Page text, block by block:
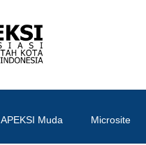
APEKSI Muda Microsite